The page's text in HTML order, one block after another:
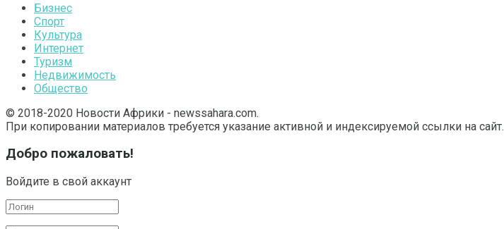
Бизнес
Спорт
Культура
Интернет
Туризм
Недвижимость
Общество
© 2018-2020 Новости Африки - newssahara.com.
При копировании материалов требуется указание активной и индексируемой ссылки на сайт.
Добро пожаловать!
Войдите в свой аккаунт